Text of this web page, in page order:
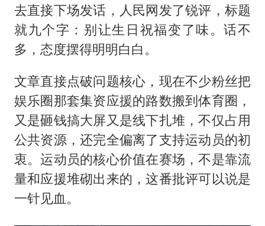
去直接下场发话，人民网发了锐评，标题
就九个字：别让生日祝福变了味。话不
多，态度摆得明明白白。
文章直接点破问题核心，现在不少粉丝把
娱乐圈那套集资应援的路数搬到体育圈，
又是砸钱搞大屏又是线下扎堆，不仅占用
公共资源，还完全偏离了支持运动员的初
衷。运动员的核心价值在赛场，不是靠流
量和应援堆砌出来的，这番批评可以说是
一针见血。